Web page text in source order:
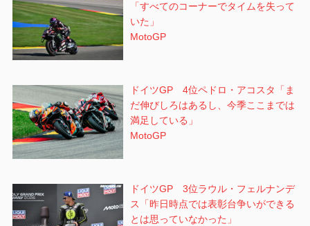
「すべてのコーナーでタイムを失って
いた」
MotoGP
ドイツGP 4位ペドロ・アコスタ「ま
だ伸びしろはあるし、今季ここまでは
満足している」
MotoGP
ドイツGP 3位ラウル・フェルナンデ
ス「昨日時点では表彰台争いができる
とは思っていなかった」